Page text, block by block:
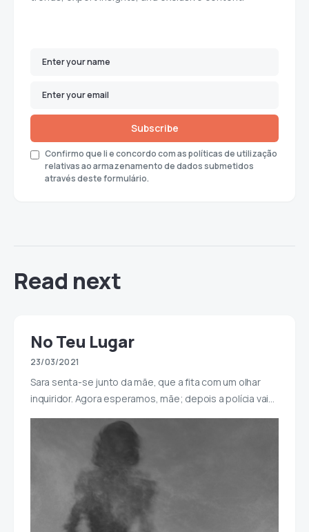
Subscribe
Confirmo que li e concordo com as políticas de utilização
relativas ao armazenamento de dados submetidos
através deste formulário.
Read next
No Teu Lugar
23/03/2021
Sara senta-se junto da mãe, que a fita com um olhar
inquiridor. Agora esperamos, mãe; depois a polícia vai…